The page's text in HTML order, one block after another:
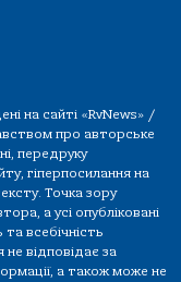
на сайті «RvNews» /
про авторське
передруку
гіперпосилання на
Точка зору
а усі опубліковані
всебічність
відповідає за
а також може не